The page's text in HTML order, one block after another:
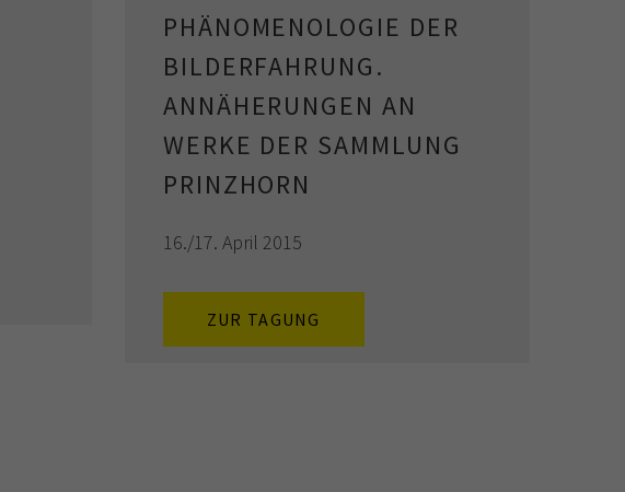
PHÄNOMENOLOGIE DER
BILDERFAHRUNG.
ANNÄHERUNGEN AN
WERKE DER SAMMLUNG
PRINZHORN
16./17. April 2015
ZUR TAGUNG